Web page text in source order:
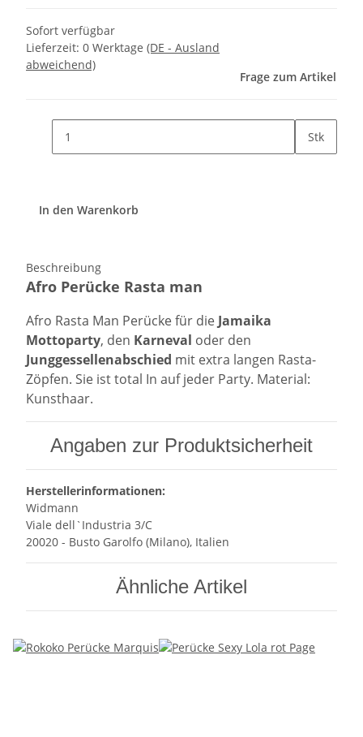
Sofort verfügbar
Lieferzeit: 0 Werktage (DE - Ausland
abweichend)
Frage zum Artikel
Stk
In den Warenkorb
Beschreibung
Afro Perücke Rasta man
Afro Rasta Man Perücke für die Jamaika
Mottoparty, den Karneval oder den
Junggessellenabschied mit extra langen Rasta-
Zöpfen. Sie ist total In auf jeder Party. Material:
Kunsthaar.
Angaben zur Produktsicherheit
Herstellerinformationen:
Widmann
Viale dell`Industria 3/C
20020 - Busto Garolfo (Milano), Italien
Ähnliche Artikel